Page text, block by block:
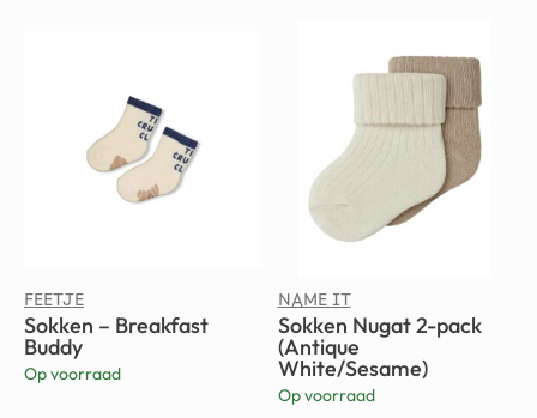
FEETJE
Sokken – Breakfast
Buddy
Op voorraad
NAME IT
Sokken Nugat 2-pack
(Antique
White/Sesame)
Op voorraad